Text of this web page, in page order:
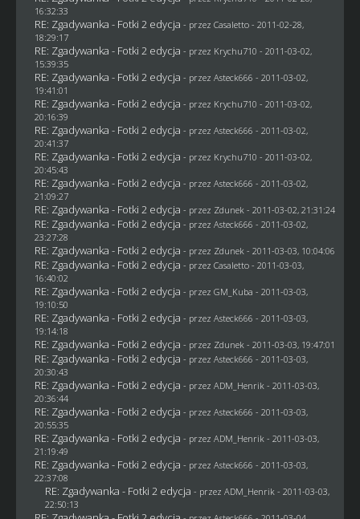
16:32:33
RE: Zgadywanka - Fotki 2 edycja - przez Casaletto- 2011-02-28,
18:29:17
RE: Zgadywanka - Fotki 2 edycja - przez Krychu710 - 2011-03-02,
15:39:35
RE: Zgadywanka - Fotki 2 edycja - przez Asteck666 - 2011-03-02,
19:41:01
RE: Zgadywanka - Fotki 2 edycja - przez Krychu710 - 2011-03-02,
20:16:39
RE: Zgadywanka - Fotki 2 edycja - przez Asteck666 - 2011-03-02,
20:41:37
RE: Zgadywanka - Fotki 2 edycja - przez Krychu710 - 2011-03-02,
20:45:43
RE: Zgadywanka - Fotki 2 edycja - przez Asteck666 - 2011-03-02,
21:09:27
RE: Zgadywanka - Fotki 2 edycja - przez Zdunek - 2011-03-02, 21:31:24
RE: Zgadywanka - Fotki 2 edycja - przez Asteck666 - 2011-03-02,
23:27:28
RE: Zgadywanka - Fotki 2 edycja - przez Zdunek - 2011-03-03, 10:04:06
RE: Zgadywanka - Fotki 2 edycja - przez Casaletto- 2011-03-03,
16:40:02
RE: Zgadywanka - Fotki 2 edycja - przez GM_Kuba - 2011-03-03,
19:10:50
RE: Zgadywanka - Fotki 2 edycja - przez Asteck666 - 2011-03-03,
19:14:18
RE: Zgadywanka - Fotki 2 edycja - przez Zdunek - 2011-03-03, 19:47:01
RE: Zgadywanka - Fotki 2 edycja - przez Asteck666 - 2011-03-03,
20:30:43
RE: Zgadywanka - Fotki 2 edycja - przez ADM_Henrik - 2011-03-03,
20:36:44
RE: Zgadywanka - Fotki 2 edycja - przez Asteck666 - 2011-03-03,
20:55:35
RE: Zgadywanka - Fotki 2 edycja - przez ADM_Henrik - 2011-03-03,
21:19:49
RE: Zgadywanka - Fotki 2 edycja - przez Asteck666 - 2011-03-03,
22:37:08
RE: Zgadywanka - Fotki 2 edycja - przez ADM_Henrik - 2011-03-03,
22:50:13